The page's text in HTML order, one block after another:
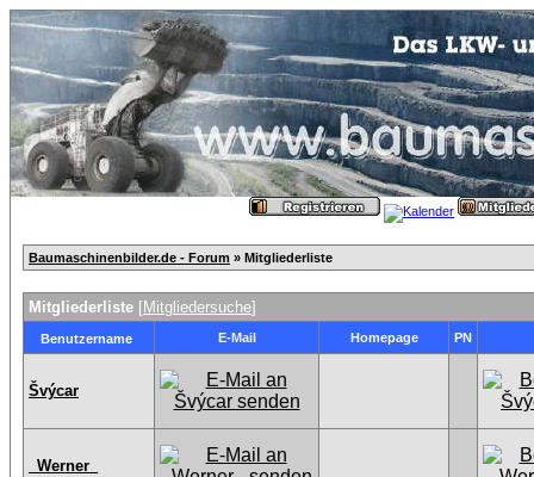
Baumaschinenbilder.de - Forum » Mitgliederliste
Mitgliederliste [Mitgliedersuche]
Benutzername E-Mail Homepage PN
Švýcar
_Werner_